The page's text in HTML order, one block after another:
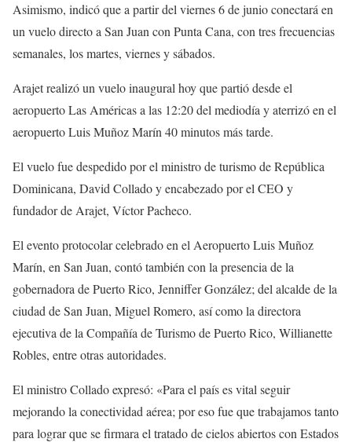
Asimismo, indicó que a partir del viernes 6 de junio conectará en
un vuelo directo a San Juan con Punta Cana, con tres frecuencias
semanales, los martes, viernes y sábados.
Arajet realizó un vuelo inaugural hoy que partió desde el
aeropuerto Las Américas a las 12:20 del mediodía y aterrizó en el
aeropuerto Luis Muñoz Marín 40 minutos más tarde.
El vuelo fue despedido por el ministro de turismo de República
Dominicana, David Collado y encabezado por el CEO y
fundador de Arajet, Víctor Pacheco.
El evento protocolar celebrado en el Aeropuerto Luis Muñoz
Marín, en San Juan, contó también con la presencia de la
gobernadora de Puerto Rico, Jenniffer González; del alcalde de la
ciudad de San Juan, Miguel Romero, así como la directora
ejecutiva de la Compañía de Turismo de Puerto Rico, Willianette
Robles, entre otras autoridades.
El ministro Collado expresó: «Para el país es vital seguir
mejorando la conectividad aérea; por eso fue que trabajamos tanto
para lograr que se firmara el tratado de cielos abiertos con Estados